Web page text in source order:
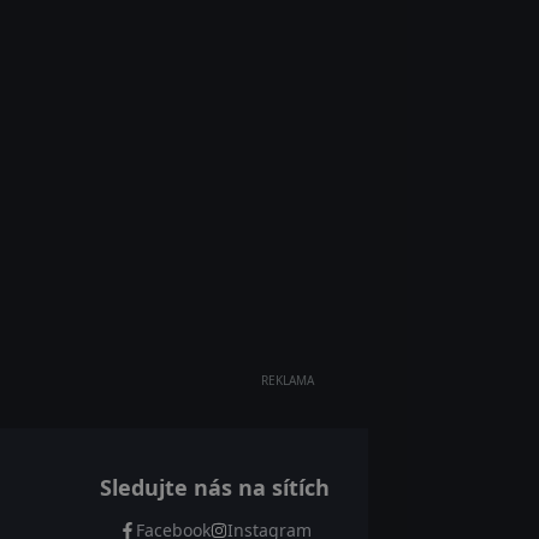
REKLAMA
Sledujte nás na sítích
Facebook Instagram